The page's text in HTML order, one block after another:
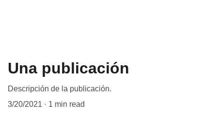
Una publicación
Descripción de la publicación.
3/20/2021
1 min read